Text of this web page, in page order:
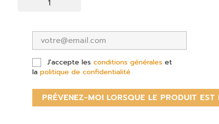
J'accepte les conditions générales et
la politique de confidentialité
PRÉVENEZ-MOI LORSQUE LE PRODUIT EST